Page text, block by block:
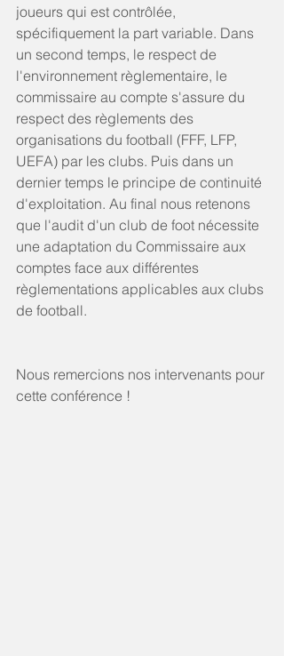
joueurs qui est contrôlée,
spécifiquement la part variable. Dans
un second temps, le respect de
l'environnement règlementaire, le
commissaire au compte s'assure du
respect des règlements des
organisations du football (FFF, LFP,
UEFA) par les clubs. Puis dans un
dernier temps le principe de continuité
d'exploitation. Au final nous retenons
que l'audit d'un club de foot nécessite
une adaptation du Commissaire aux
comptes face aux différentes
règlementations applicables aux clubs
de football.
Nous remercions nos intervenants pour
cette conférence !